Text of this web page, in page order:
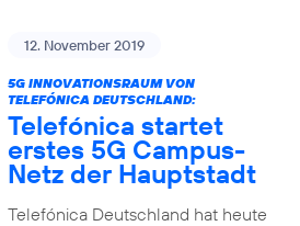
12. November 2019
5G INNOVATIONSRAUM VON
TELEFÓNICA DEUTSCHLAND:
Telefónica startet
erstes 5G Campus-
Netz der Hauptstadt
Telefónica Deutschland hat heute